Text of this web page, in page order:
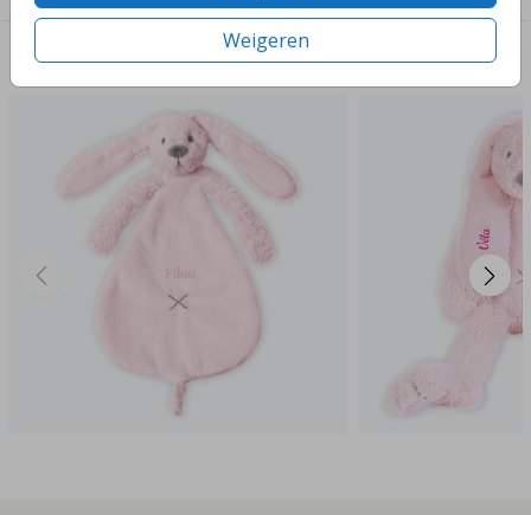
Weigeren
Deze ontwerpen vind je misschien ook leuk